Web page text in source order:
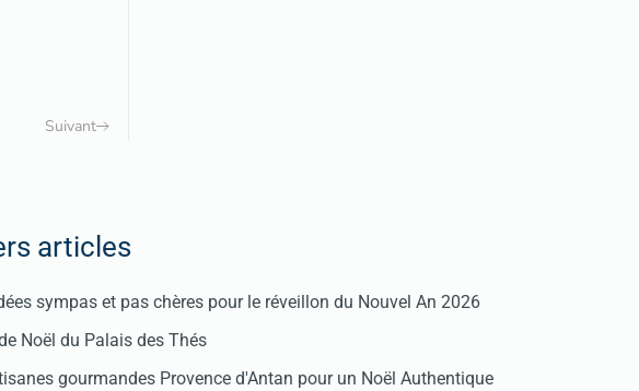
Suivant
articles
sympas et pas chères pour le réveillon du Nouvel An 2026
Noël du Palais des Thés
gourmandes Provence d'Antan pour un Noël Authentique